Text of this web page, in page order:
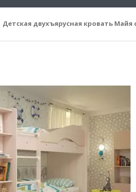
Детская двухъярусная кровать